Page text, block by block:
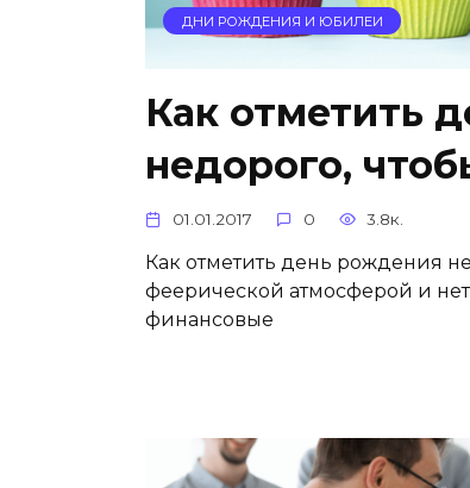
ДНИ РОЖДЕНИЯ И ЮБИЛЕИ
Как отметить
недорого,
01.01.2017 0 3.8к.
Как отметить день рождения
феерической атмосферой и
финансовые